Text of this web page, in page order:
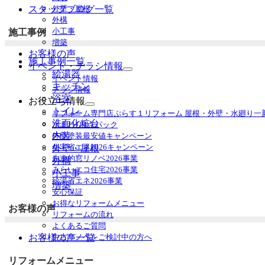
展
外壁・屋根
外構
小工事
増築
お客様の声
イベント・チラシ情報
サ
ュ
を
展
開
イベント情報
チラシ情報
お役立ち情報
サ
ブ
メ
ニ
ュ
ー
を
展
リフォーム専門店ぷらす１リフォーム 屋根・外壁・水廻り一
水まわり4点パック
外壁塗装最安値キャンペーン
住宅省エネ2026キャンペーン
先進的窓リノベ2026事業
みらいエコ住宅2026事業
給湯省エネ2026事業
安心保証
お得なリフォームメニュー
リフォームの流れ
よくあるご質問
中古リノベをご検討中の方へ
スタッフブログ一覧
施工事例
施工事例一覧
給湯器
キッチン
浴室
トイレ
洗面化粧台
内装
外壁・屋根
外構
小工事
増築
お客様の声
お客様の声一覧
リフォームメニュー